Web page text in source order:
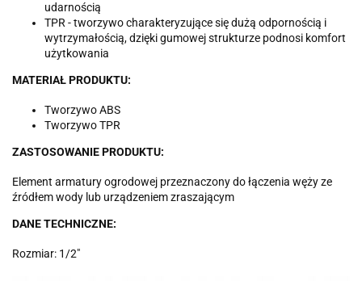
udarnością
TPR - tworzywo charakteryzujące się dużą odpornością i
wytrzymałością, dzięki gumowej strukturze podnosi komfort
użytkowania
MATERIAŁ PRODUKTU:
Tworzywo ABS
Tworzywo TPR
ZASTOSOWANIE PRODUKTU:
Element armatury ogrodowej przeznaczony do łączenia węży ze
źródłem wody lub urządzeniem zraszającym
DANE TECHNICZNE:
Rozmiar: 1/2"